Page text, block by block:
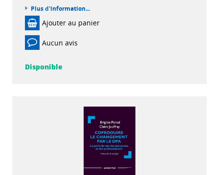
Plus d'information...
Ajouter au panier
Aucun avis
Disponible